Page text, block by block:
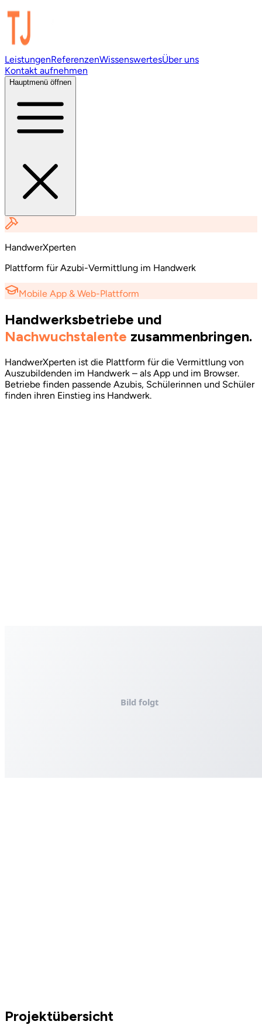
LeistungenReferenzenWissenswertesÜber uns
Kontakt aufnehmen
Hauptmenü öffnen
HandwerXperten
Plattform für Azubi-Vermittlung im Handwerk
Mobile App & Web-Plattform
Handwerksbetriebe und
Nachwuchstalente zusammenbringen.
HandwerXperten ist die Plattform für die Vermittlung von
Auszubildenden im Handwerk – als App und im Browser.
Betriebe finden passende Azubis, Schülerinnen und Schüler
finden ihren Einstieg ins Handwerk.
Projektübersicht